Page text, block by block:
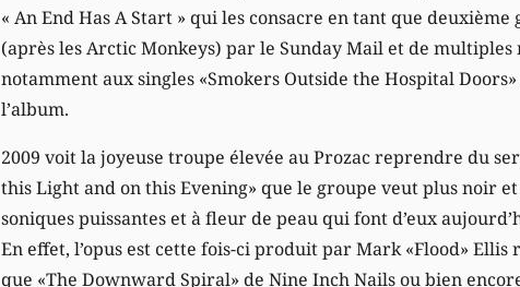
« An End Has A Start » qui les consacre en tant que
(après les Arctic Monkeys) par le Sunday Mail et de
notamment aux singles «Smokers Outside the Hospital
l’album.
2009 voit la joyeuse troupe élevée au Prozac reprendre du
this Light and on this Evening» que le groupe veut plus noir
soniques puissantes et à fleur de peau qui font d’eux
En effet, l’opus est cette fois-ci produit par Mark «Flood»
que «The Downward Spiral» de Nine Inch Nails ou bien